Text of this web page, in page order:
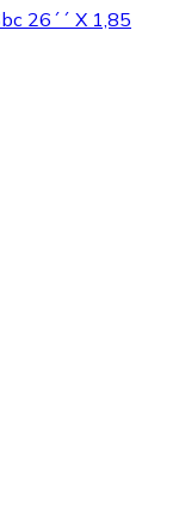
26´´ X 1,85